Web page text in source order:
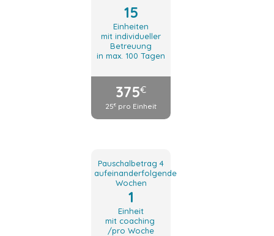
15
Einheiten
mit individueller
Betreuung
in max. 100 Tagen
375€
25€ pro Einheit
Pauschalbetrag 4
aufeinanderfolgende
Wochen
1
Einheit
mit coaching
/pro Woche